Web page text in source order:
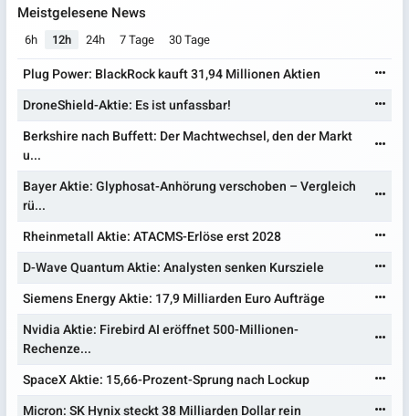
Meistgelesene News
6h 12h 24h 7 Tage 30 Tage
Plug Power: BlackRock kauft 31,94 Millionen Aktien
DroneShield-Aktie: Es ist unfassbar!
Berkshire nach Buffett: Der Machtwechsel, den der Markt
u...
Bayer Aktie: Glyphosat-Anhörung verschoben – Vergleich
rü...
Rheinmetall Aktie: ATACMS-Erlöse erst 2028
D-Wave Quantum Aktie: Analysten senken Kursziele
Siemens Energy Aktie: 17,9 Milliarden Euro Aufträge
Nvidia Aktie: Firebird AI eröffnet 500-Millionen-
Rechenze...
SpaceX Aktie: 15,66-Prozent-Sprung nach Lockup
Micron: SK Hynix steckt 38 Milliarden Dollar rein